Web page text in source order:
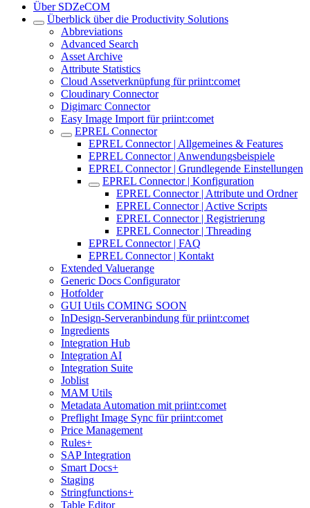
Über SDZeCOM
Überblick über die Productivity Solutions
Abbreviations
Advanced Search
Asset Archive
Attribute Statistics
Cloud Assetverknüpfung für priint:comet
Cloudinary Connector
Digimarc Connector
Easy Image Import für priint:comet
EPREL Connector
EPREL Connector | Allgemeines & Features
EPREL Connector | Anwendungsbeispiele
EPREL Connector | Grundlegende Einstellungen
EPREL Connector | Konfiguration
EPREL Connector | Attribute und Ordner
EPREL Connector | Active Scripts
EPREL Connector | Registrierung
EPREL Connector | Threading
EPREL Connector | FAQ
EPREL Connector | Kontakt
Extended Valuerange
Generic Docs Configurator
Hotfolder
GUI Utils COMING SOON
InDesign-Serveranbindung für priint:comet
Ingredients
Integration Hub
Integration AI
Integration Suite
Joblist
MAM Utils
Metadata Automation mit priint:comet
Preflight Image Sync für priint:comet
Price Management
Rules+
SAP Integration
Smart Docs+
Staging
Stringfunctions+
Table Editor